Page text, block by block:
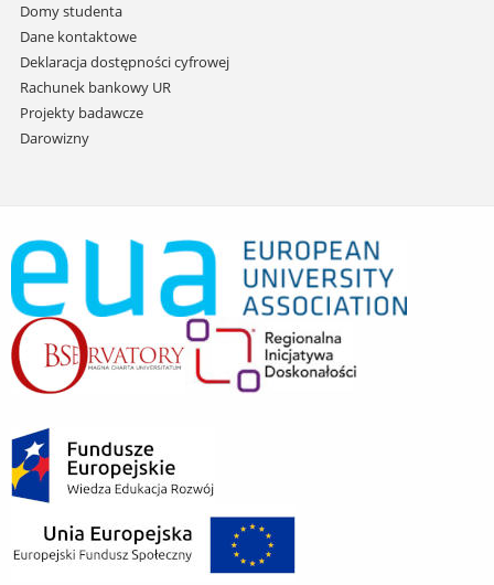
Domy studenta
Dane kontaktowe
Deklaracja dostępności cyfrowej
Rachunek bankowy UR
Projekty badawcze
Darowizny